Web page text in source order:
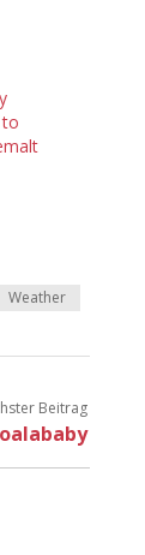
Weather
Beitrag